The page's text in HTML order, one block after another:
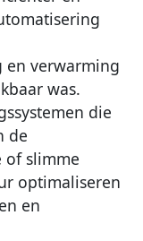
en verwarming
was.
die
de
of slimme
optimaliseren
en